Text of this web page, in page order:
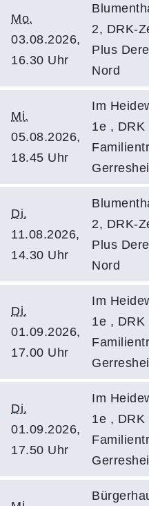
Mo.
03.08.2026,
16.30 Uhr
2, DRK-
Plus
Nord
Mi.
05.08.2026,
18.45 Uhr
Im
1e , DRK
Di.
11.08.2026,
14.30 Uhr
2, DRK-
Plus
Nord
Di.
01.09.2026,
17.00 Uhr
Im
1e , DRK
Di.
01.09.2026,
17.50 Uhr
Im
1e , DRK